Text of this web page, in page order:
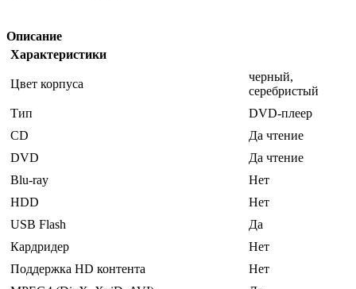
Описание
Характеристики
Цвет корпуса
черный,
серебристый
Тип
DVD-плеер
CD
Да чтение
DVD
Да чтение
Blu-ray
Нет
HDD
Нет
USB Flash
Да
Кардридер
Нет
Поддержка HD контента
Нет